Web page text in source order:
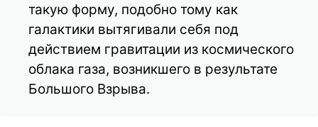
такую форму, подобно тому как
галактики вытягивали себя под
действием гравитации из космического
облака газа, возникшего в результате
Большого Взрыва.